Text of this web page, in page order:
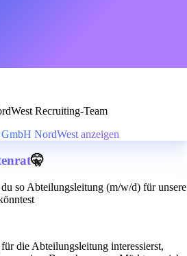
Recruiting-Team
NordWest anzeigen
🤫
so Abteilungsleitung (m/w/d) für unsere
die Abteilungsleitung interessierst,